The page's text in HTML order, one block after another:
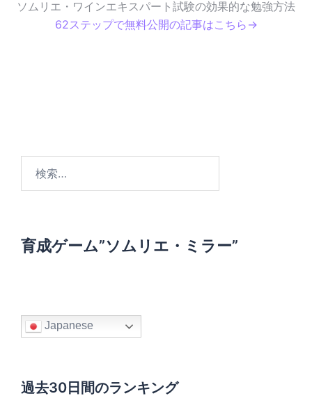
ソムリエ・ワインエキスパート試験の効果的な勉強方法
62ステップで無料公開の記事はこちら→
育成ゲーム”ソムリエ・ミラー”
Japanese
過去30日間のランキング